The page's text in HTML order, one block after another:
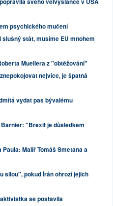
psychického mučení
slušný stát, musíme EU mnohem
Muellera z "obtěžování"
nejvíce, je špatná
vydat pas bývalému
"Brexit je důsledkem
Paula: Malíř Tomáš Smetana a
silou", pokud Írán ohrozí jejich
se postavila